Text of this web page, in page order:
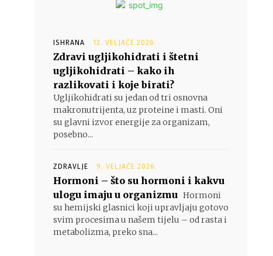
ISHRANA 12. VELJAČE 2026.
Zdravi ugljikohidrati i štetni
ugljikohidrati – kako ih
razlikovati i koje birati?
Ugljikohidrati su jedan od tri osnovna
makronutrijenta, uz proteine i masti. Oni
su glavni izvor energije za organizam,
posebno...
ZDRAVLJE 9. VELJAČE 2026.
Hormoni – što su hormoni i kakvu
ulogu imaju u organizmu Hormoni
su hemijski glasnici koji upravljaju gotovo
svim procesima u našem tijelu – od rasta i
metabolizma, preko sna...